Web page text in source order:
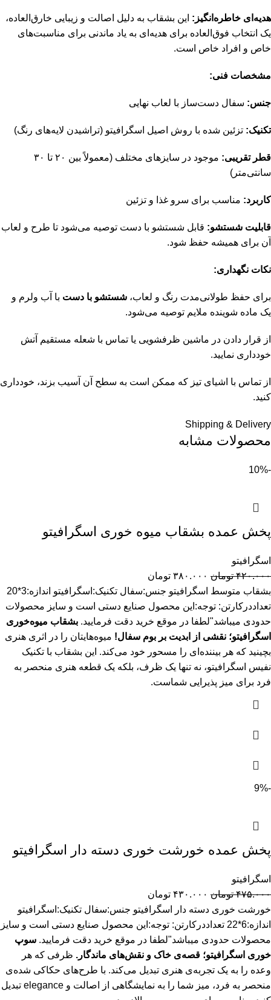
هدیه‌ای خاطره‌انگیز: این بشقاب به دلیل اصالت و زیبایی خارق‌العاده،
یک انتخاب فوق‌العاده برای هدیه‌ای به یاد ماندنی برای مناسبت‌های
خاص و افراد خاص است.
مشخصات فنی:
جنس: سفال دست‌ساز با لعاب نهایی
تکنیک: تزئین شده با روش اصیل اسگرافیتو (تراشیدن لایه‌های رنگ)
قطر تقریبی:
موجود در سایزهای مختلف (معمولاً بین ۲۰ تا ۳۰
سانتی‌متر)
کاربرد: مناسب برای سرو غذا و تزئین
قابلیت شستشو: قابل شستشو با دست توصیه می‌شود تا طرح و لعاب
آن برای همیشه حفظ شود.
نکات نگهداری:
برای حفظ طولانی‌مدت رنگ و لعاب، شستشو با دست با آب ولرم و
یک ماده شوینده ملایم توصیه می‌شود.
از قرار دادن در ماشین ظرفشویی یا تماس با شعله مستقیم آتش
خودداری نمایید.
از تماس با اشیای تیز که ممکن است به سطح آن آسیب بزند، خودداری
کنید.
Shipping & Delivery
محصولات مشابه
-10%
پخش عمده بشقاب میوه خوری اسگرافیتو
اسگرافیتو
۴۲۰.۰۰۰ تومان ۳۸۰.۰۰۰ تومان
بشقاب متوسط اسگرافیتو جنس:سفال تکنیک:اسگرافیتو اندازه:3*20
تعداددرکارتن: توجه:این محصول صنایع دستی است و سایز محصولات
حدودی میباشد"لطفا در موقع خرید دقت فرمایید. بشقاب میوه‌خوری
اسگرافیتو؛ نقشی از ابدیت بر بوم سفال! میوه‌هایتان را در اثری هنری
بچینید که هر بیننده‌ای را مسحور خود می‌کند. این بشقاب با تکنیک
نفیس اسگرافیتو، نه تنها یک ظرف، بلکه یک قطعه هنری منحصر به
فرد برای میز پذیرایی شماست.
-9%
پخش عمده خورشت خوری دسته دار اسگرافیتو
اسگرافیتو
۴۷۵.۰۰۰ تومان ۴۳۰.۰۰۰ تومان
خورشت خوری دسته دار اسگرافیتو جنس:سفال تکنیک:اسگرافیتو
اندازه:6*22 تعداددرکارتن: توجه:این محصول صنایع دستی است و سایز
محصولات حدودی میباشد"لطفا در موقع خرید دقت فرمایید. سوپ
خوری اسگرافیتو؛ قصه‌ی خاک و نقش‌های ماندگار. ظرفی که هر
وعده را به یک تجربه‌ی هنری تبدیل می‌کند. با طرح‌های حکاکی شده‌ی
منحصر به فرد، میز شما را به نمایشگاهی از اصالت و elegance تبدیل